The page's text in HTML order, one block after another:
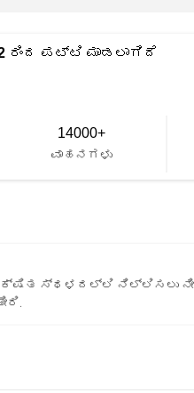
ರಿಂದ ಪಟ್ಟಿ ಮಾಡಲಾಗಿದೆ
14000+
ವಾಹನಗಳು
ಸ್ಥಳದಲ್ಲಿ ನಿಲ್ಲಿಸಲು